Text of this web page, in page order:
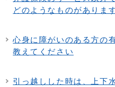
どのようなものがありま
心身に障がいのある方の
教えてください
引っ越しした時は、上下